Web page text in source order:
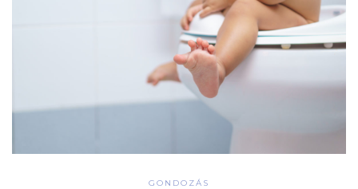
GONDOZÁS